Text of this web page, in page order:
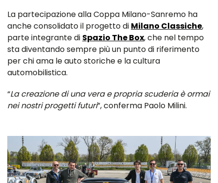
La partecipazione alla Coppa Milano-Sanremo ha
anche consolidato il progetto di Milano Classiche,
parte integrante di Spazio The Box, che nel tempo
sta diventando sempre più un punto di riferimento
per chi ama le auto storiche e la cultura
automobilistica.
“La creazione di una vera e propria scuderia è ormai
nei nostri progetti futuri”, conferma Paolo Milini.